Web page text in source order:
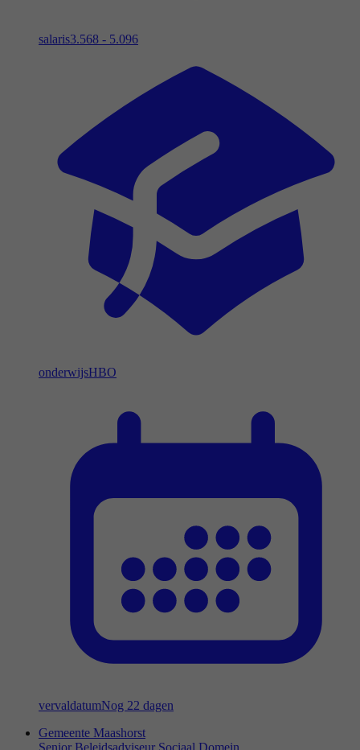
salaris3.568 - 5.096
onderwijsHBO
vervaldatumNog 22 dagen
Gemeente Maashorst
Senior Beleidsadviseur Sociaal Domein